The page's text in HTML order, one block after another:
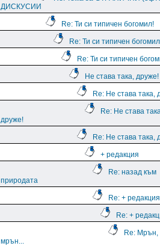
ДИСКУСИИ
Re: Ти си типичен богомил!
Re: Ти си типичен
Re: Ти си типичен
Не става така, друже!
Re: Не става така,
Re: Не става
друже!
Re: Не става така,
+ редакция
Re: назад към
природата
Re: + редакция
Re: +
Re:
мрън...